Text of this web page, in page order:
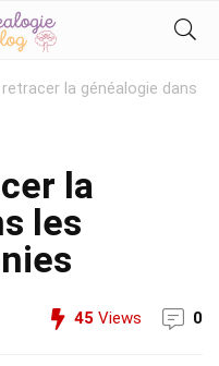
la généalogie dans
la
les
45 Views 0